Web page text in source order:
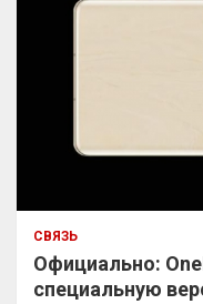
СВЯЗЬ
Официально:
специальную